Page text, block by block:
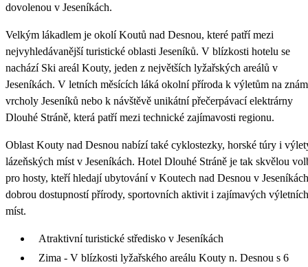
dovolenou v Jeseníkách.
Velkým lákadlem je okolí Koutů nad Desnou, které patří mezi
nejvyhledávanější turistické oblasti Jeseníků. V blízkosti hotelu se
nachází Ski areál Kouty, jeden z největších lyžařských areálů v
Jeseníkách. V letních měsících láká okolní příroda k výletům na
vrcholy Jeseníků nebo k návštěvě unikátní přečerpávací elektrárny
Dlouhé Stráně, která patří mezi technické zajímavosti regionu.
Oblast Kouty nad Desnou nabízí také cyklostezky, horské túry i
lázeňských míst v Jeseníkách. Hotel Dlouhé Stráně je tak skvělou
pro hosty, kteří hledají ubytování v Koutech nad Desnou v
dobrou dostupností přírody, sportovních aktivit i zajímavých výletních
míst.
Atraktivní turistické středisko v Jeseníkách
Zima - V blízkosti lyžařského areálu Kouty n. Desnou s 6